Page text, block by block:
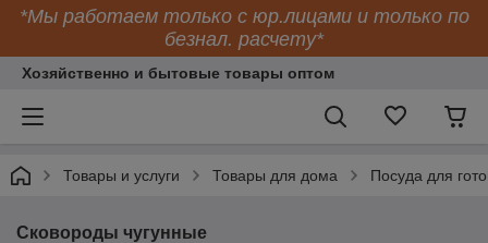
*Мы работаем только с юр.лицами и только по
безнал. расчету*
Хозяйственно и бытовые товары оптом
Товары и услуги Товары для дома Посуда для
Сковороды чугунные